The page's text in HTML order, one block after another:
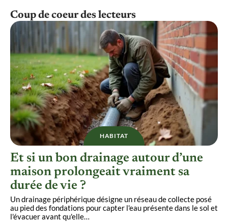
Coup de coeur des lecteurs
HABITAT
Et si un bon drainage autour d’une
maison prolongeait vraiment sa
durée de vie ?
Un drainage périphérique désigne un réseau de collecte posé
au pied des fondations pour capter l'eau présente dans le sol et
l'évacuer avant qu'elle…